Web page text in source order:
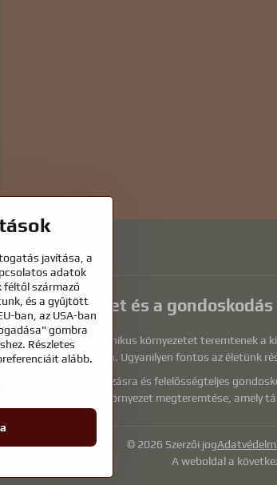
– a természet és a
térnek, és harmonikus környezetet teremtenek
tóhoz egész évben. Ugyanilyen fontos az életünk
megfelelő táplálkozásra és felelősségteljes
a cél egy olyan környezet megteremtése,
© 2026 Szerzői jog
A weboldal a
javítása, a
adatok
féltől származó
és a gyűjtött
ban, az USA-ban
gombra
Részletes
alább.